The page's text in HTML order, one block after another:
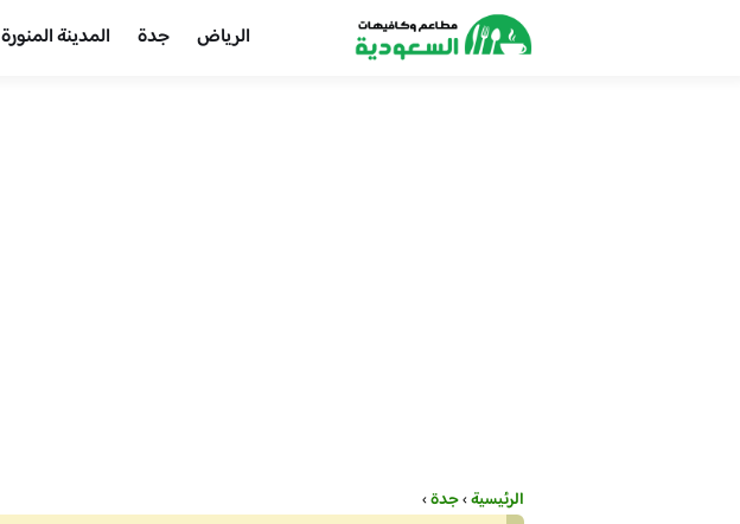
الرياض جدة المدينة المنورة
الرئيسية›جدة›